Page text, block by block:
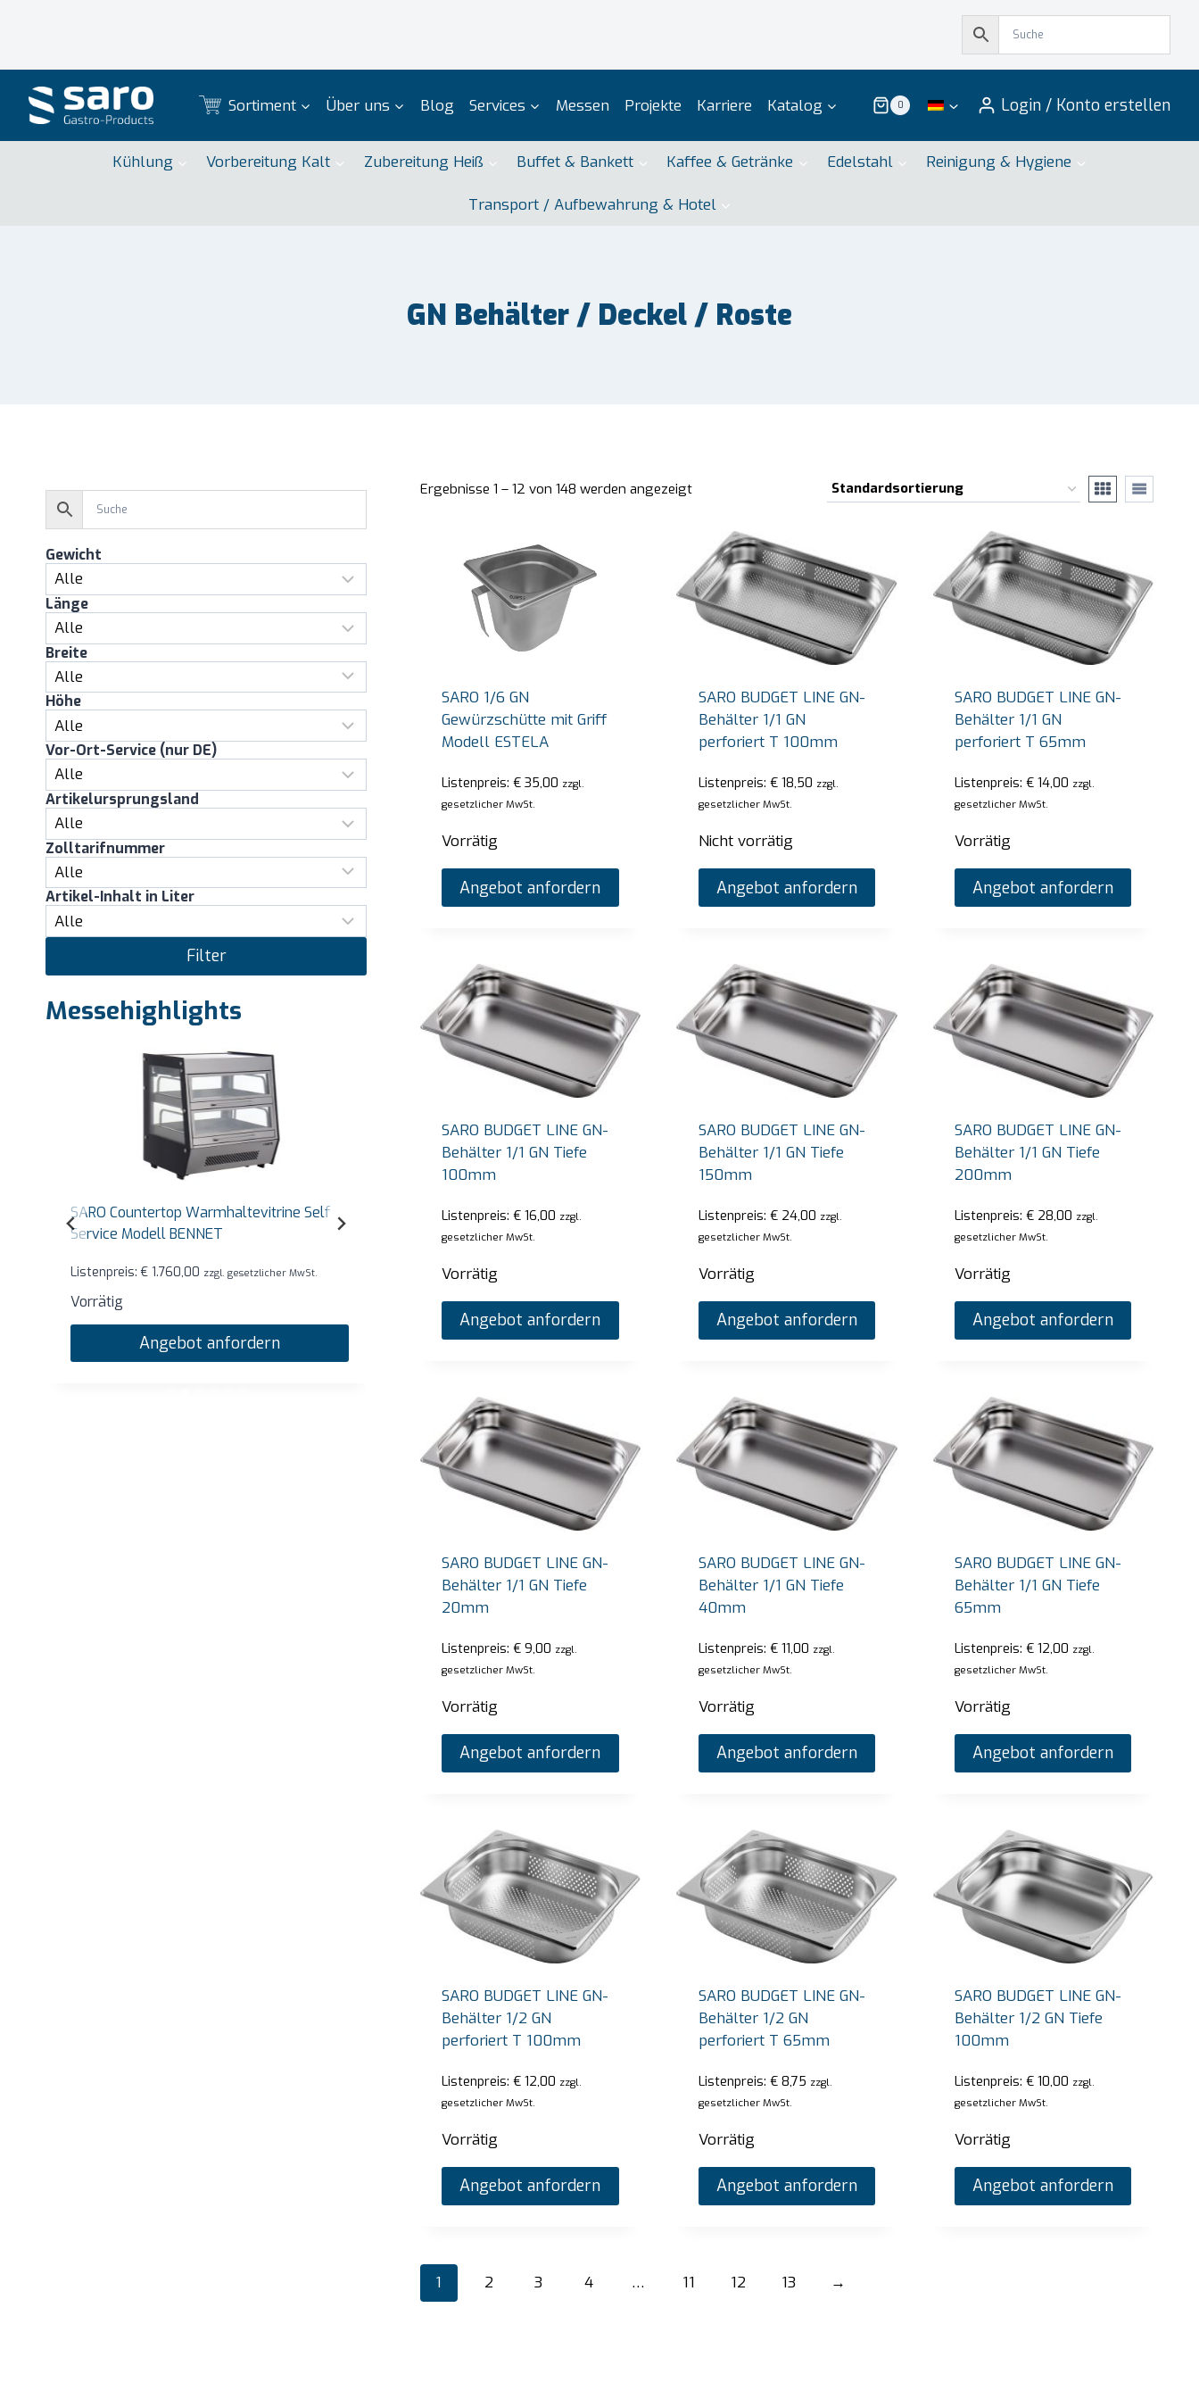
Sortiment Über uns Blog Services Messen Projekte Karriere Katalog 0 Login / Konto erstellen
Kühlung Vorbereitung Kalt Zubereitung Heiß Buffet & Bankett Kaffee & Getränke Edelstahl Reinigung & Hygiene
Transport / Aufbewahrung & Hotel
GN Behälter / Deckel / Roste
Ergebnisse 1 – 12 von 148 werden angezeigt
SARO 1/6 GN
Gewürzschütte mit Griff
Modell ESTELA
Listenpreis:€ 35,00 zzgl.
gesetzlicher MwSt.
Vorrätig
Angebot anfordern
SARO BUDGET LINE GN-
Behälter 1/1 GN
perforiert T 100mm
Listenpreis: €18,50 zzgl.
gesetzlicher MwSt.
Nicht vorrätig
Angebot anfordern
SARO BUDGET LINE GN-
Behälter 1/1 GN
perforiert T 65mm
Listenpreis:€ 14,00 zzgl.
gesetzlicher MwSt.
Vorrätig
Angebot anfordern
SARO BUDGET LINE GN-
Behälter 1/1 GN Tiefe
100mm
Listenpreis:€ 16,00 zzgl.
gesetzlicher MwSt.
Vorrätig
Angebot anfordern
SARO BUDGET LINE GN-
Behälter 1/1 GN Tiefe
150mm
Listenpreis: €24,00 zzgl.
gesetzlicher MwSt.
Vorrätig
Angebot anfordern
SARO BUDGET LINE GN-
Behälter 1/1 GN Tiefe
200mm
Listenpreis:€ 28,00 zzgl.
gesetzlicher MwSt.
Vorrätig
Angebot anfordern
SARO BUDGET LINE GN-
Behälter 1/1 GN Tiefe
20mm
Listenpreis:€ 9,00 zzgl.
gesetzlicher MwSt.
Vorrätig
Angebot anfordern
SARO BUDGET LINE GN-
Behälter 1/1 GN Tiefe
40mm
Listenpreis: €11,00 zzgl.
gesetzlicher MwSt.
Vorrätig
Angebot anfordern
SARO BUDGET LINE GN-
Behälter 1/1 GN Tiefe
65mm
Listenpreis:€ 12,00 zzgl.
gesetzlicher MwSt.
Vorrätig
Angebot anfordern
SARO BUDGET LINE GN-
Behälter 1/2 GN
perforiert T 100mm
Listenpreis:€ 12,00 zzgl.
gesetzlicher MwSt.
Vorrätig
Angebot anfordern
SARO BUDGET LINE GN-
Behälter 1/2 GN
perforiert T 65mm
Listenpreis: €8,75 zzgl.
gesetzlicher MwSt.
Vorrätig
Angebot anfordern
SARO BUDGET LINE GN-
Behälter 1/2 GN Tiefe
100mm
Listenpreis:€ 10,00 zzgl.
gesetzlicher MwSt.
Vorrätig
Angebot anfordern
1 2 3 4 … 11 12 13 →
Gewicht
Länge
Breite
Höhe
Vor-Ort-Service (nur DE)
Artikelursprungsland
Zolltarifnummer
Artikel-Inhalt in Liter
Filter
Messehighlights
SARO Countertop Warmhaltevitrine Self
Service Modell BENNET
Listenpreis: €1.760,00 zzgl. gesetzlicher MwSt.
Vorrätig
Angebot anfordern
SARO Bain-Marie-Trolley Modell BT-3
Vorrätig
Angebot anfordern
SARO Thermobehälter Modell Emmerich
Angebot anfordern
Nur noch 1